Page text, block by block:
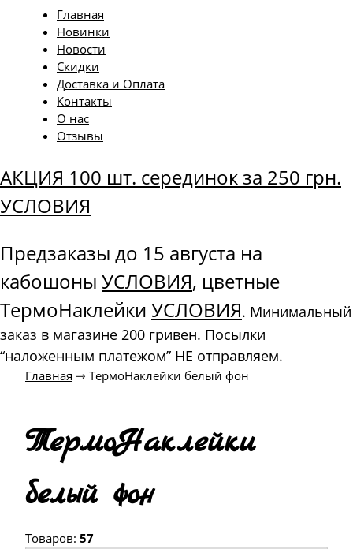
Главная
Новинки
Новости
Скидки
Доставка и Оплата
Контакты
О нас
Отзывы
АКЦИЯ 100 шт. серединок за 250 грн.
УСЛОВИЯ
Предзаказы до 15 августа на
кабошоны УСЛОВИЯ, цветные
ТермоНаклейки УСЛОВИЯ. Минимальный
заказ в магазине 200 гривен. Посылки
“наложенным платежом” НЕ отправляем.
Главная ⇾ ТермоНаклейки белый фон
ТермоНаклейки
белый фон
Товаров: 57